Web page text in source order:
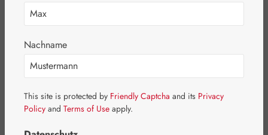
Bildergalerie überspringen
Nachname
This site is protected by Friendly Captcha and its Privacy
Policy and Terms of Use apply.